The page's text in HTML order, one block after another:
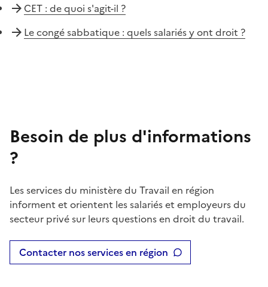
CET : de quoi s'agit-il ?
Le congé sabbatique : quels salariés y ont droit ?
Besoin de plus d'informations
?
Les services du ministère du Travail en région
informent et orientent les salariés et employeurs du
secteur privé sur leurs questions en droit du travail.
Contacter nos services en région